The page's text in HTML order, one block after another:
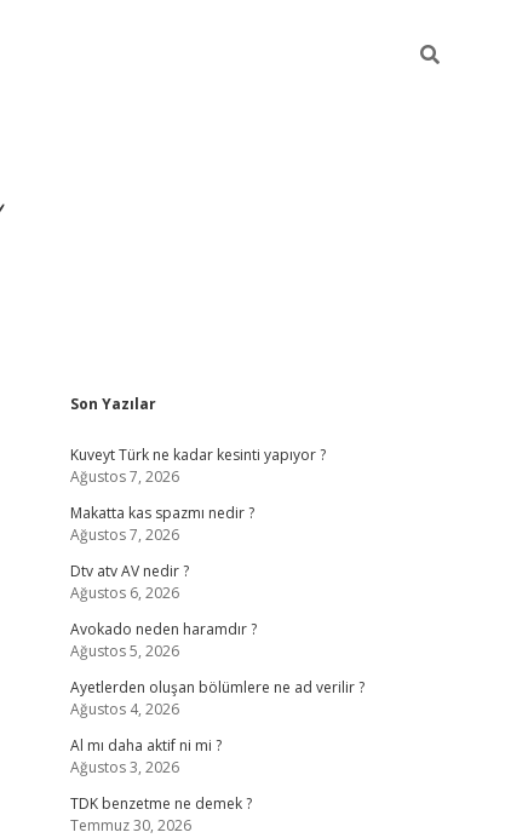
Sidebar
Son Yazılar
Kuveyt Türk ne kadar kesinti yapıyor ?
Ağustos 7, 2026
Makatta kas spazmı nedir ?
Ağustos 7, 2026
Dtv atv AV nedir ?
Ağustos 6, 2026
Avokado neden haramdır ?
Ağustos 5, 2026
Ayetlerden oluşan bölümlere ne ad verilir ?
Ağustos 4, 2026
Al mı daha aktif ni mi ?
Ağustos 3, 2026
TDK benzetme ne demek ?
Temmuz 30, 2026